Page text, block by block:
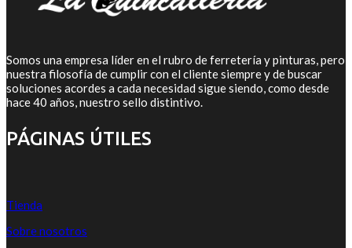
Somos una empresa líder en el rubro de ferretería y pinturas, pero
nuestra filosofía de cumplir con el cliente siempre y de buscar
soluciones acordes a cada necesidad sigue siendo, como desde
hace 40 años, nuestro sello distintivo.
PÁGINAS ÚTILES
Tienda
Sobre nosotros